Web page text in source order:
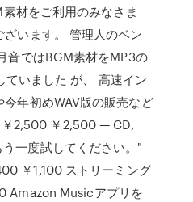
材をご利用のみなさま
います。 管理人のベン
音ではBGM素材をMP3の
いました が、 高速イン
年初めWAV版の販売など
2,500 ￥2,500 — CD,
一度試してください。"
￥1,100 ストリーミング
Amazon Musicアプリを